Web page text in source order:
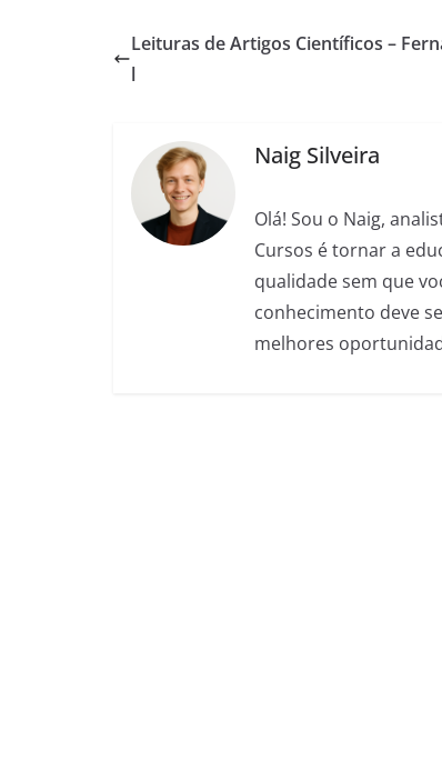
e
o
o
k
at
s e
er
e
gr l
d
di
Leituras de Artigos Científicos –
l
Naig Silveira
Olá! Sou o Naig,
Cursos é tornar a
qualidade sem que
conhecimento deve
melhores